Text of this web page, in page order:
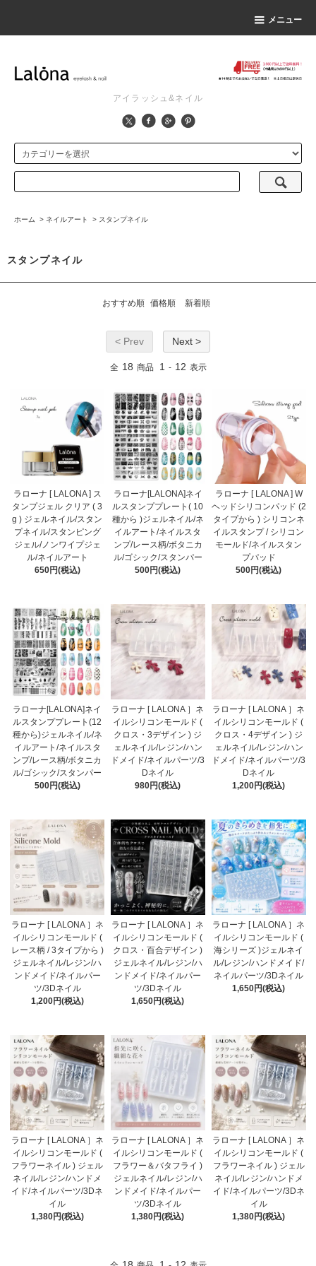
メニュー
アイラッシュ&ネイル
ホーム > ネイルアート > スタンプネイル
スタンプネイル
おすすめ順 価格順 新着順
< Prev Next >
全 18 商品 1 - 12 表示
ラローナ [ LALONA ] ス
タンプジェル クリア ( 3
g ) ジェルネイル/スタン
プネイル/スタンピング
ジェル/ノンワイプジェ
ル/ネイルアート
650円(税込)
ラローナ[LALONA]ネイ
ルスタンププレート( 10
種から )ジェルネイル/ネ
イルアート/ネイルスタ
ンプ/レース柄/ボタニカ
ル/ゴシック/スタンパー
500円(税込)
ラローナ [ LALONA ] W
ヘッドシリコンパッド (2
タイプから ) シリコンネ
イルスタンプ / シリコン
モールド/ネイルスタン
プパッド
500円(税込)
ラローナ[LALONA]ネイ
ルスタンププレート(12
種から)ジェルネイル/ネ
イルアート/ネイルスタ
ンプ/レース柄/ボタニカ
ル/ゴシック/スタンパー
500円(税込)
ラローナ [ LALONA ］ネ
イルシリコンモールド (
クロス・3デザイン ) ジ
ェルネイル/レジン/ハン
ドメイド/ネイルパーツ/3
Dネイル
980円(税込)
ラローナ [ LALONA ］ネ
イルシリコンモールド (
クロス・4デザイン ) ジ
ェルネイル/レジン/ハン
ドメイド/ネイルパーツ/3
Dネイル
1,200円(税込)
ラローナ [ LALONA ］ネ
イルシリコンモールド (
レース柄 / 3タイプから )
ジェルネイル/レジン/ハ
ンドメイド/ネイルパー
ツ/3Dネイル
1,200円(税込)
ラローナ [ LALONA ］ネ
イルシリコンモールド (
クロス・百合デザイン )
ジェルネイル/レジン/ハ
ンドメイド/ネイルパー
ツ/3Dネイル
1,650円(税込)
ラローナ [ LALONA ］ネ
イルシリコンモールド (
海シリーズ )ジェルネイ
ル/レジン/ハンドメイド/
ネイルパーツ/3Dネイル
1,650円(税込)
ラローナ [ LALONA ］ネ
イルシリコンモールド (
フラワーネイル ) ジェル
ネイル/レジン/ハンドメ
イド/ネイルパーツ/3Dネ
イル
1,380円(税込)
ラローナ [ LALONA ］ネ
イルシリコンモールド (
フラワー＆バタフライ )
ジェルネイル/レジン/ハ
ンドメイド/ネイルパー
ツ/3Dネイル
1,380円(税込)
ラローナ [ LALONA ］ネ
イルシリコンモールド (
フラワーネイル ) ジェル
ネイル/レジン/ハンドメ
イド/ネイルパーツ/3Dネ
イル
1,380円(税込)